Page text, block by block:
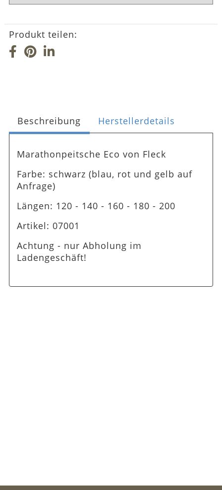
Produkt teilen:
Beschreibung Herstellerdetails
Marathonpeitsche Eco von Fleck
Farbe: schwarz (blau, rot und gelb auf
Anfrage)
Längen: 120 - 140 - 160 - 180 - 200
Artikel: 07001
Achtung - nur Abholung im
Ladengeschäft!